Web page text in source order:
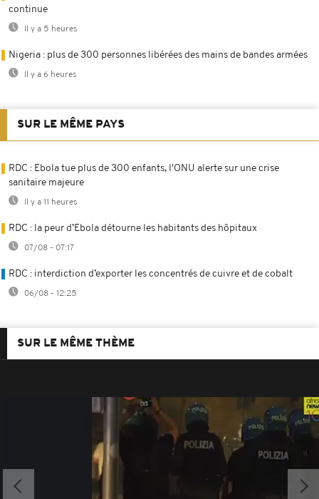
continue
Il y a 5 heures
Nigeria : plus de 300 personnes libérées des mains de bandes armées
Il y a 6 heures
SUR LE MÊME PAYS
RDC : Ebola tue plus de 300 enfants, l'ONU alerte sur une crise
sanitaire majeure
Il y a 11 heures
RDC : la peur d’Ebola détourne les habitants des hôpitaux
07/08 - 07:17
RDC : interdiction d’exporter les concentrés de cuivre et de cobalt
06/08 - 12:25
SUR LE MÊME THÈME